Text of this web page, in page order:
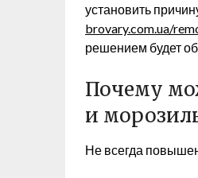
установить
brovary.com.ua/
решением будет
Почему
и
Не всегда